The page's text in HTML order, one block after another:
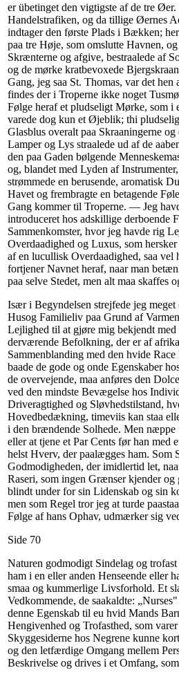
er übetinget den vigtigste af de tre
Handelstrafiken, og da tillige Øernes
indtager den første Plads i Bækken;
paa tre Høje, som omslutte Havnen,
Skrænterne og afgive, bestraalede af
og de mørke kratbevoxede
Gang, jeg saa St. Thomas, var det
findes der i Troperne ikke noget
Følge heraf et pludseligt Mørke, som
varede dog kun et Øjeblik; thi
Glasblus overalt paa Skraaningerne
Lamper og Lys straalede ud af de
den paa Gaden bølgende
og, blandet med Lyden af
strømmede en berusende, aromatisk
Havet og frembragte en betagende
Gang kommer til Troperne. — Jeg
introduceret hos adskillige derboende
Sammenkomster, hvor jeg havde rig
Overdaadighed og Luxus, som
af en lucullisk Overdaadighed, saa
fortjener Navnet heraf, naar man
paa selve Stedet, men alt maa skaffes
Især i Begyndelsen strejfede jeg
Husog Familieliv paa Grund af
Lejlighed til at gjøre mig bekjendt
derværende Befolkning, der er af
Sammenblanding med den hvide
baade de gode og onde Egenskaber
de overvejende, maa anføres den
ved den mindste Bevægelse hos
Driveragtighed og Sløvhedstilstand,
Hovedbedækning, timeviis kan staa
i den brændende Solhede. Men
eller at tjene et Par Cents før han med
helst Hverv, der paalægges ham.
Godmodigheden, der imidlertid let,
Raseri, som ingen Grænser kjender
blindt under for sin Lidenskab og sin
men som Regel tror jeg at turde
Følge af hans Ophav, udmærker sig
Side 70
Naturen godmodigt Sindelag og
ham i en eller anden Henseende eller
smaa og kummerlige Livsforhold. Et
Vedkommende, de saakaldte:
denne Egenskab til eu hvid Mands
Hengivenhed og Trofasthed, som
Skyggesiderne hos Negrene kunne
og den letfærdige Omgang mellem
Beskrivelse og drives i et Omfang,